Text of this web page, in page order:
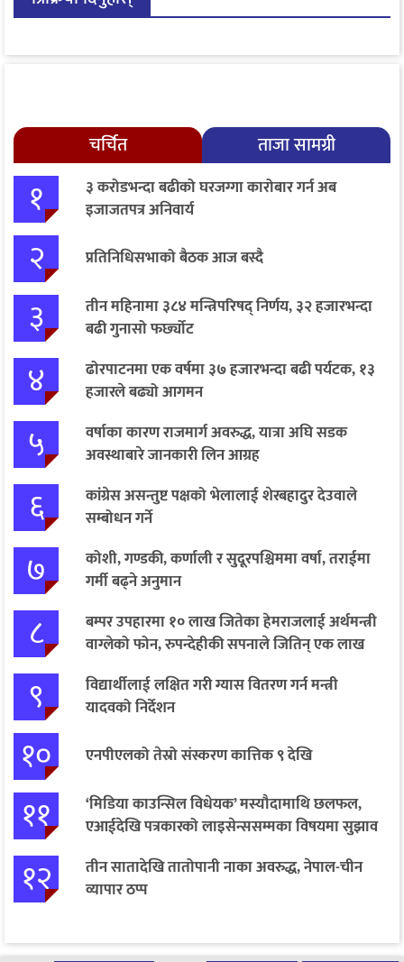
चर्चित ताजा सामग्री
१
३ करोडभन्दा बढीको घरजग्गा कारोबार गर्न अब
इजाजतपत्र अनिवार्य
२ प्रतिनिधिसभाको बैठक आज बस्दै
३
तीन महिनामा ३८४ मन्त्रिपरिषद् निर्णय, ३२ हजारभन्दा
बढी गुनासो फर्छ्योट
४
ढोरपाटनमा एक वर्षमा ३७ हजारभन्दा बढी पर्यटक, १३
हजारले बढ्यो आगमन
५
वर्षाका कारण राजमार्ग अवरुद्ध, यात्रा अघि सडक
अवस्थाबारे जानकारी लिन आग्रह
६
कांग्रेस असन्तुष्ट पक्षको भेलालाई शेरबहादुर देउवाले
सम्बोधन गर्ने
७
कोशी, गण्डकी, कर्णाली र सुदूरपश्चिममा वर्षा, तराईमा
गर्मी बढ्ने अनुमान
८
बम्पर उपहारमा १० लाख जितेका हेमराजलाई अर्थमन्त्री
वाग्लेको फोन, रुपन्देहीकी सपनाले जितिन् एक लाख
९
विद्यार्थीलाई लक्षित गरी ग्यास वितरण गर्न मन्त्री
यादवको निर्देशन
१० एनपीएलको तेस्रो संस्करण कात्तिक ९ देखि
११
‘मिडिया काउन्सिल विधेयक’ मस्यौदामाथि छलफल,
एआईदेखि पत्रकारको लाइसेन्ससम्मका विषयमा सुझाव
१२
तीन सातादेखि तातोपानी नाका अवरुद्ध, नेपाल-चीन
व्यापार ठप्प